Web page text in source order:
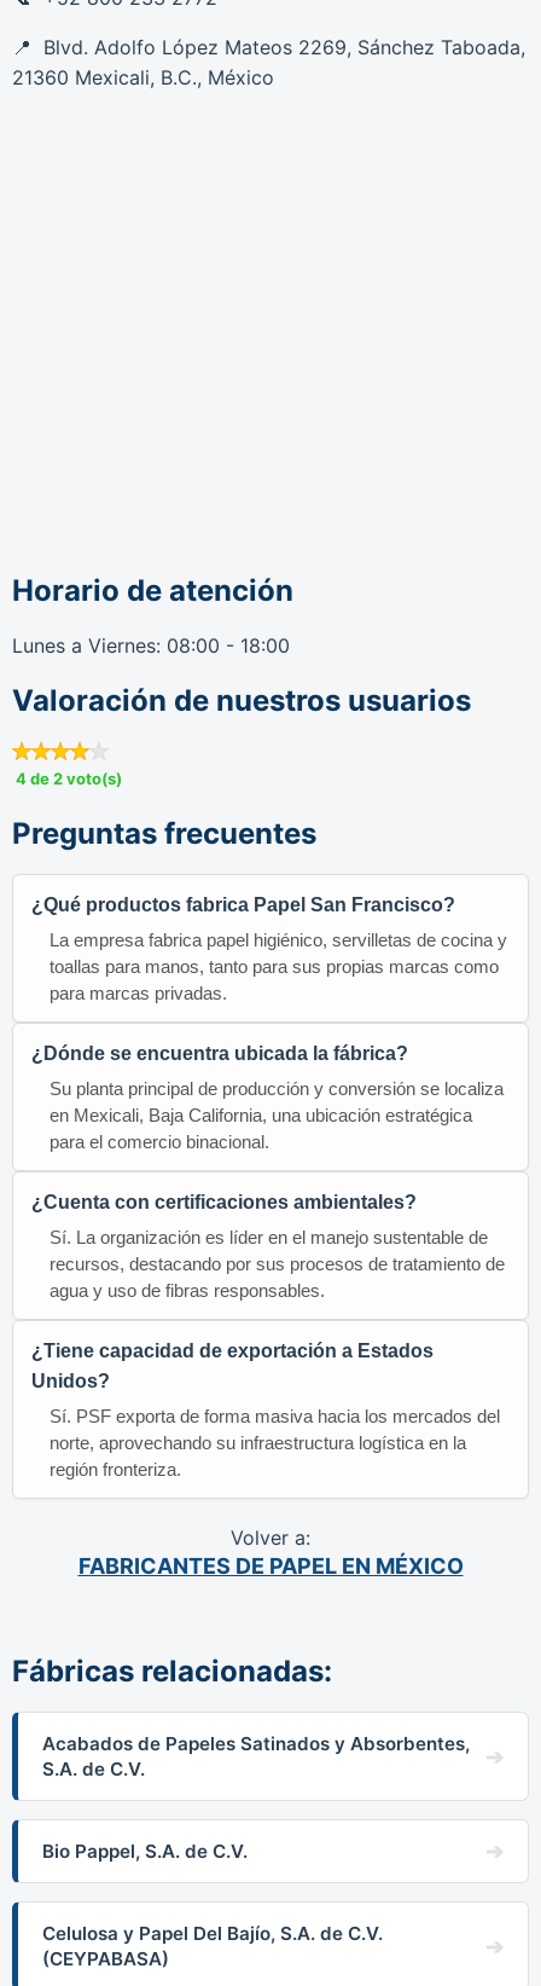
Blvd. Adolfo López Mateos 2269, Sánchez Taboada,
21360 Mexicali, B.C., México
Horario de atención
Lunes a Viernes: 08:00 - 18:00
Valoración de nuestros usuarios
4 de 2 voto(s)
Preguntas frecuentes
¿Qué productos fabrica Papel San Francisco?
La empresa fabrica papel higiénico, servilletas de cocina y
toallas para manos, tanto para sus propias marcas como
para marcas privadas.
¿Dónde se encuentra ubicada la fábrica?
Su planta principal de producción y conversión se localiza
en Mexicali, Baja California, una ubicación estratégica
para el comercio binacional.
¿Cuenta con certificaciones ambientales?
Sí. La organización es líder en el manejo sustentable de
recursos, destacando por sus procesos de tratamiento de
agua y uso de fibras responsables.
¿Tiene capacidad de exportación a Estados
Unidos?
Sí. PSF exporta de forma masiva hacia los mercados del
norte, aprovechando su infraestructura logística en la
región fronteriza.
Volver a:
FABRICANTES DE PAPEL EN MÉXICO
Fábricas relacionadas:
Acabados de Papeles Satinados y Absorbentes,
S.A. de C.V.
Bio Pappel, S.A. de C.V.
Celulosa y Papel Del Bajío, S.A. de C.V.
(CEYPABASA)